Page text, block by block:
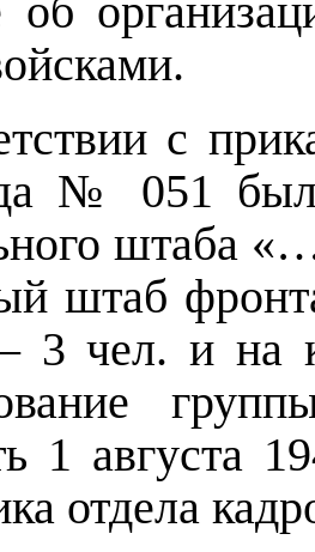
с
№ 051
штаба
штаб
3 чел. и на
1 августа
отдела